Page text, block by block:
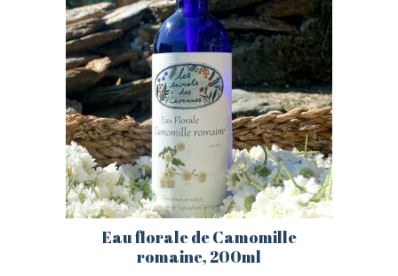
Eau florale de Camomille
romaine, 200ml
CONNEXION INSCRIPTION